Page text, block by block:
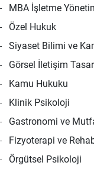
MBA İşletme
Özel Hukuk
Siyaset Bilimi ve
Görsel İletişim
Kamu Hukuku
Klinik Psikoloji
Gastronomi ve
Fizyoterapi ve
Örgütsel Psikoloji